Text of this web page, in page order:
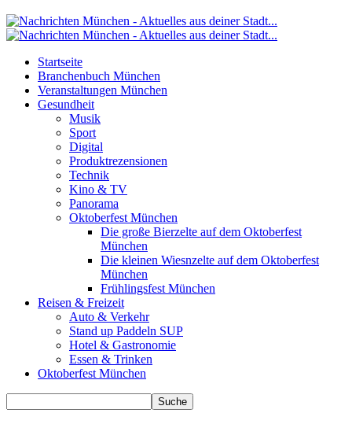
Startseite
Branchenbuch München
Veranstaltungen München
Gesundheit
Musik
Sport
Digital
Produktrezensionen
Technik
Kino & TV
Panorama
Oktoberfest München
Die große Bierzelte auf dem Oktoberfest
München
Die kleinen Wiesnzelte auf dem Oktoberfest
München
Frühlingsfest München
Reisen & Freizeit
Auto & Verkehr
Stand up Paddeln SUP
Hotel & Gastronomie
Essen & Trinken
Oktoberfest München